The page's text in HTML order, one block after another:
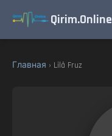
Qirim.Online
Главная › Lilâ Fruz